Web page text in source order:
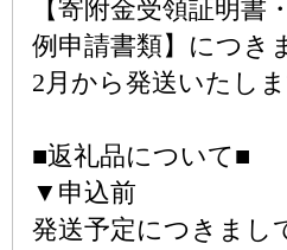
【寄附金受領証明
例申請書類】につき
2月から発送いたしま
■返礼品について■
▼申込前
発送予定につきまし